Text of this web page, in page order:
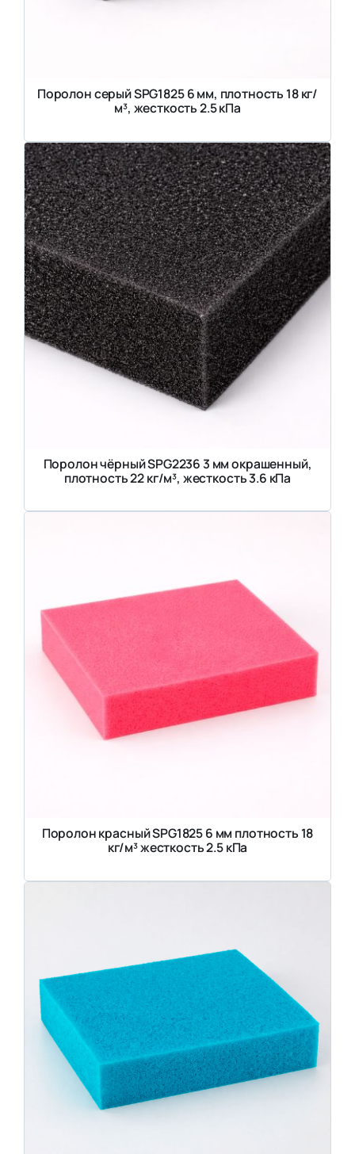
Поролон серый SPG1825 6 мм, плотность 18 кг/
м³, жесткость 2.5 кПа
Поролон чёрный SPG2236 3 мм окрашенный,
плотность 22 кг/м³, жесткость 3.6 кПа
Поролон красный SPG1825 6 мм плотность 18
кг/м³ жесткость 2.5 кПа